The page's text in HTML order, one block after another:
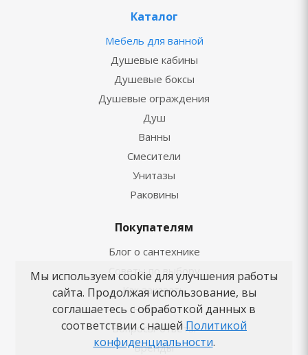
Каталог
Мебель для ванной
Душевые кабины
Душевые боксы
Душевые ограждения
Душ
Ванны
Смесители
Унитазы
Раковины
Покупателям
Блог о сантехнике
Советы по выбору
Как заказать
Новости
Вопросы-ответы
Бренды
Мы используем cookie для улучшения работы
сайта. Продолжая использование, вы
соглашаетесь с обработкой данных в
соответствии с нашей Политикой
конфиденциальности.